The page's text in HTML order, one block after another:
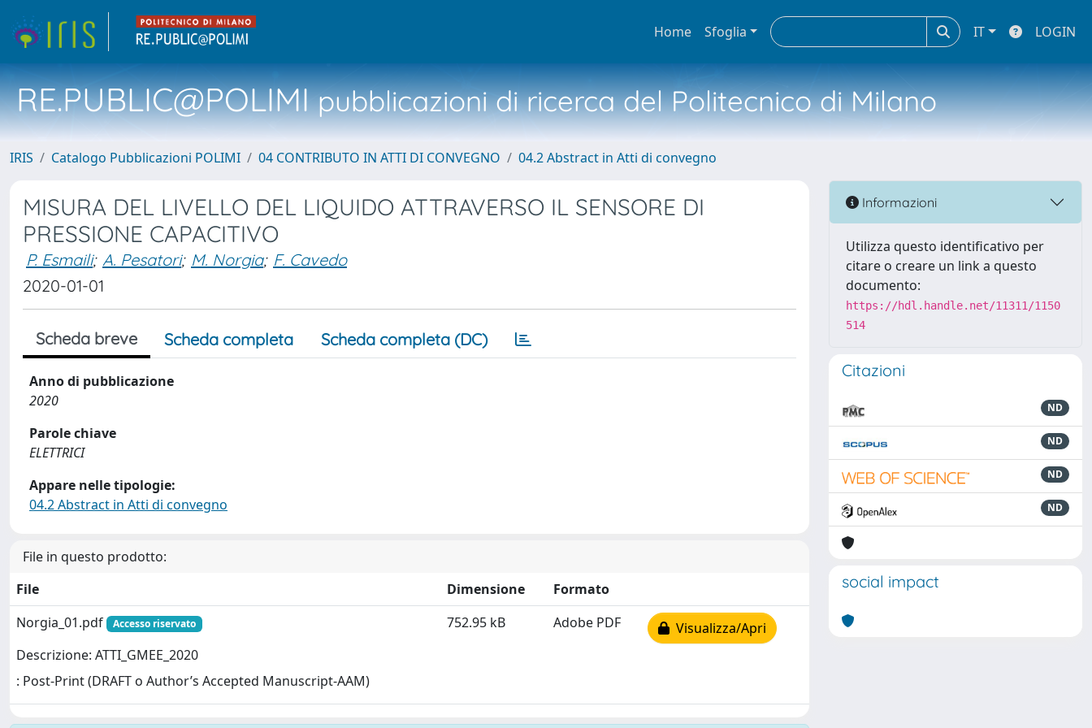
Home Sfoglia IT LOGIN
RE.PUBLIC@POLIMIpubblicazioni di ricerca del Politecnico di Milano
IRIS Catalogo Pubblicazioni POLIMI 04 CONTRIBUTO IN ATTI DI CONVEGNO 04.2 Abstract in Atti di convegno
MISURA DEL LIVELLO DEL LIQUIDO ATTRAVERSO IL SENSORE DI
PRESSIONE CAPACITIVO
P. Esmaili; A. Pesatori; M. Norgia; F. Cavedo
2020-01-01
Scheda breve Scheda completa Scheda completa (DC)
Anno di pubblicazione
2020
Parole chiave
ELETTRICI
Appare nelle tipologie:
04.2 Abstract in Atti di convegno
File in questo prodotto:
File
Dimensione
Formato
Norgia_01.pdf
Accesso riservato
Descrizione: ATTI_GMEE_2020
: Post-Print (DRAFT o Author’s Accepted Manuscript-AAM)
752.95 kB Adobe PDF Visualizza/Apri
Informazioni
Utilizza questo identificativo per
citare o creare un link a questo
documento:
https://hdl.handle.net/11311/1150
514
Citazioni
ND
ND
ND
ND
social impact